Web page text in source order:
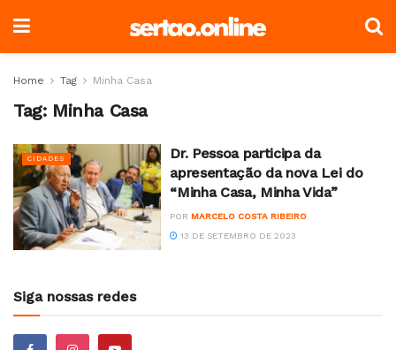
Home Tag Minha Casa
Tag: Minha Casa
CIDADES
Dr. Pessoa participa da
apresentação da nova Lei do
“Minha Casa, Minha Vida”
POR MARCELO COSTA RIBEIRO
13 DE SETEMBRO DE 2023
Siga nossas redes